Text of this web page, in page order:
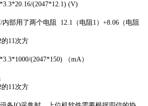
(2047*12.1) (V)
部用了两个电阻 12.1（电阻1）+8.06（电阻
11次方
(2047*150) （mA）
11次方